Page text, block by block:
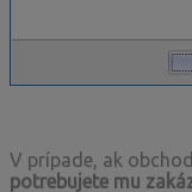
V prípade, ak
potrebujete mu